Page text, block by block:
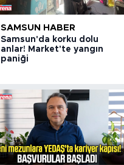
SAMSUN HABER
Samsun'da korku dolu
anlar! Market'te yangın
paniği